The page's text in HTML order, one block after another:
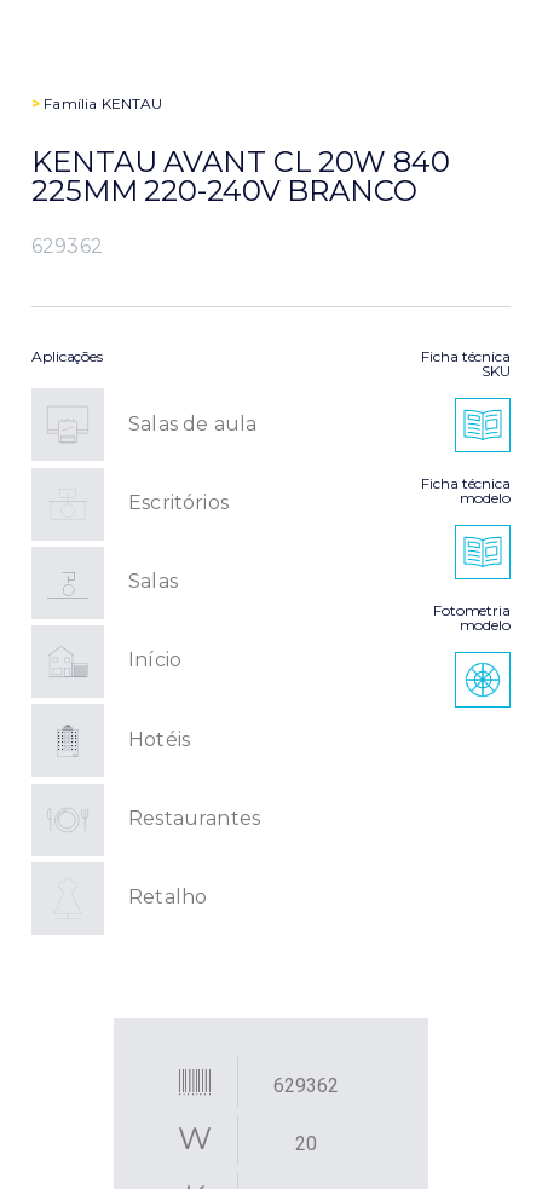
> Família KENTAU
KENTAU AVANT CL 20W 840
225MM 220-240V BRANCO
629362
Aplicações
Salas de aula
Escritórios
Salas
Início
Hotéis
Restaurantes
Retalho
Ficha técnica
SKU
Ficha técnica
modelo
Fotometria
modelo
629362
20